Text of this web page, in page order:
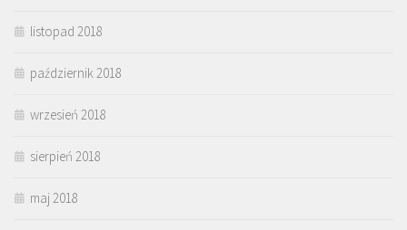
listopad 2018
październik 2018
wrzesień 2018
sierpień 2018
maj 2018